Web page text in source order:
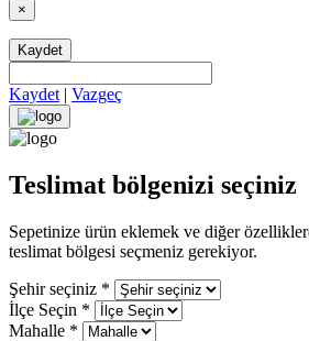
×
Kaydet
Kaydet | Vazgeç
Teslimat bölgenizi seçiniz
Sepetinize ürün eklemek ve diğer
teslimat bölgesi seçmeniz gerekiyor.
Şehir seçiniz *
İlçe Seçin *
Mahalle *